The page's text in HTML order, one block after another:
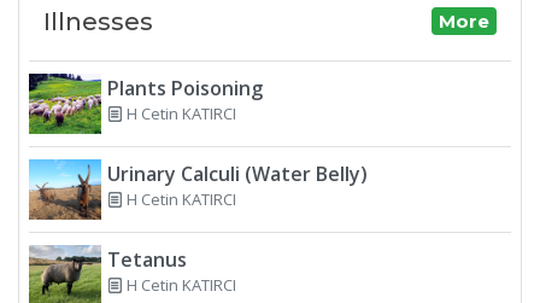
Illnesses More
Plants Poisoning
H Cetin KATIRCI
Urinary Calculi (Water Belly)
H Cetin KATIRCI
Tetanus
H Cetin KATIRCI